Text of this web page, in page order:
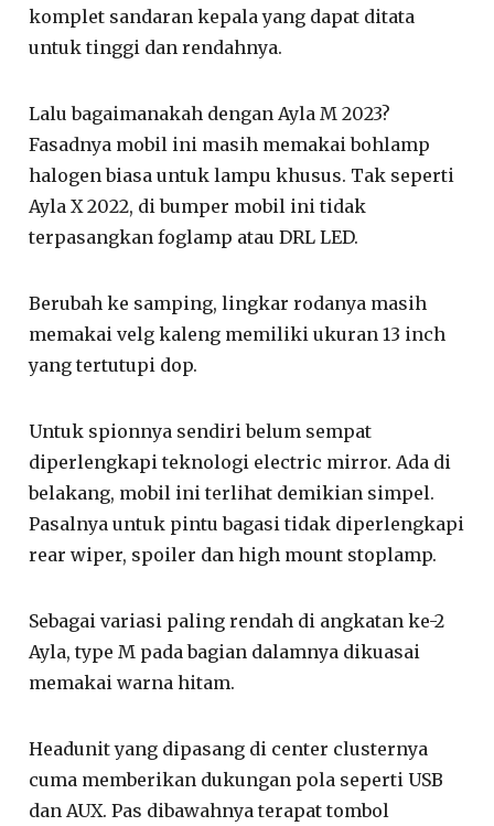
komplet sandaran kepala yang dapat ditata
untuk tinggi dan rendahnya.
Lalu bagaimanakah dengan Ayla M 2023?
Fasadnya mobil ini masih memakai bohlamp
halogen biasa untuk lampu khusus. Tak seperti
Ayla X 2022, di bumper mobil ini tidak
terpasangkan foglamp atau DRL LED.
Berubah ke samping, lingkar rodanya masih
memakai velg kaleng memiliki ukuran 13 inch
yang tertutupi dop.
Untuk spionnya sendiri belum sempat
diperlengkapi teknologi electric mirror. Ada di
belakang, mobil ini terlihat demikian simpel.
Pasalnya untuk pintu bagasi tidak diperlengkapi
rear wiper, spoiler dan high mount stoplamp.
Sebagai variasi paling rendah di angkatan ke-2
Ayla, type M pada bagian dalamnya dikuasai
memakai warna hitam.
Headunit yang dipasang di center clusternya
cuma memberikan dukungan pola seperti USB
dan AUX. Pas dibawahnya terapat tombol